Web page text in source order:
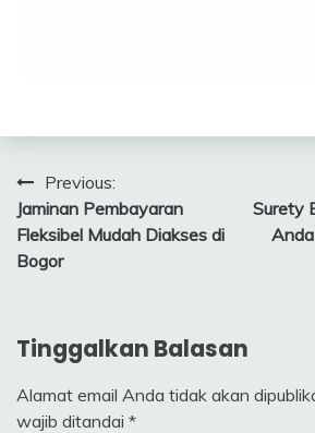
Navigasi
pos
Previous:
Jaminan Pembayaran
Fleksibel Mudah Diakses di
Bogor
Surety
Tinggalkan Balasan
Alamat email Anda tidak akan
wajib ditandai *